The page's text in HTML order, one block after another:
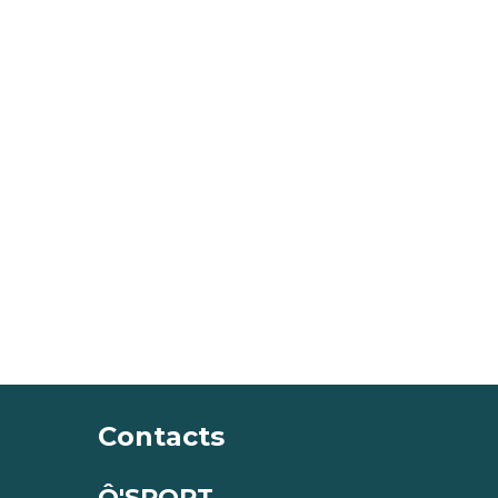
Contacts